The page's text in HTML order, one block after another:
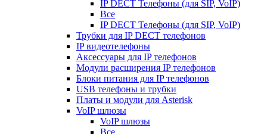
IP DECT Телефоны (для SIP, VoIP)
Все
IP DECT Телефоны (для SIP, VoIP)
Трубки для IP DECT телефонов
IP видеотелефоны
Аксессуары для IP телефонов
Модули расширения IP телефонов
Блоки питания для IP телефонов
USB телефоны и трубки
Платы и модули для Asterisk
VoIP шлюзы
VoIP шлюзы
Все